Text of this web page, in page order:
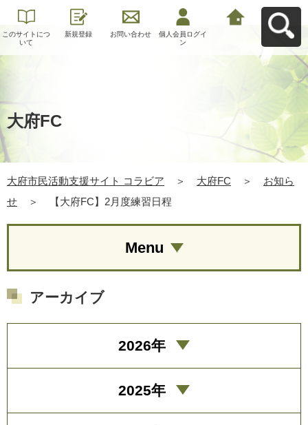
このサイトにつ
いて
新規登録 お問い合わせ
個人会員ログイ
ン
大府FC
大府市民活動支援サイト コラビア ＞ 大府FC ＞
お知ら
せ
＞ 【大府FC】2月度練習日程
Menu
アーカイブ
2026年
2025年